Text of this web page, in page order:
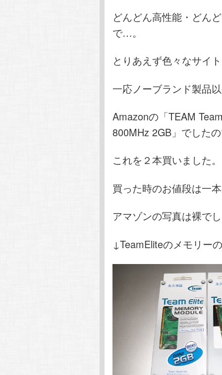
どんどん高性能・どん
で…。
とりあえず色々なサイ
一応ノーブランド製品
Amazonの「TEAM
800MHz 2GB」でした
これを２本買いました。
買った時のお値段は一
アマゾンの写真は裸で
↓TeamEliteのメモリー